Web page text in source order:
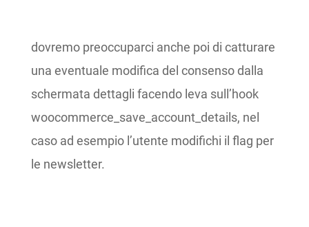
dovremo preoccuparci anche poi di catturare
una eventuale modifica del consenso dalla
schermata dettagli facendo leva sull’hook
woocommerce_save_account_details, nel
caso ad esempio l’utente modifichi il flag per
le newsletter.